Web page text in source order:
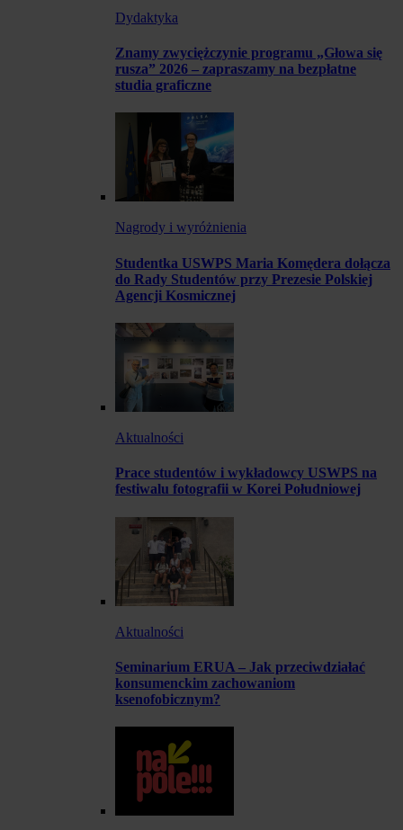
Dydaktyka
Znamy zwyciężczynie programu „Głowa się
rusza” 2026 – zapraszamy na bezpłatne
studia graficzne
Nagrody i wyróżnienia
Studentka USWPS Maria Komędera dołącza
do Rady Studentów przy Prezesie Polskiej
Agencji Kosmicznej
Aktualności
Prace studentów i wykładowcy USWPS na
festiwalu fotografii w Korei Południowej
Aktualności
Seminarium ERUA – Jak przeciwdziałać
konsumenckim zachowaniom
ksenofobicznym?